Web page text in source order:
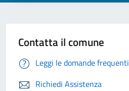
Contatta il comune
Leggi le domande frequenti
Richiedi Assistenza